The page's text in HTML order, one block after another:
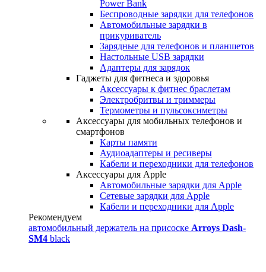
Power Bank
Беспроводные зарядки для телефонов
Автомобильные зарядки в
прикуриватель
Зарядные для телефонов и планшетов
Настольные USB зарядки
Адаптеры для зарядок
Гаджеты для фитнеса и здоровья
Аксессуары к фитнес браслетам
Электробритвы и триммеры
Термометры и пульсоксиметры
Аксессуары для мобильных телефонов и
смартфонов
Карты памяти
Аудиоадаптеры и ресиверы
Кабели и переходники для телефонов
Аксессуары для Apple
Автомобильные зарядки для Apple
Сетевые зарядки для Apple
Кабели и переходники для Apple
Рекомендуем
автомобильный держатель на присоске Arroys Dash-
SM4 black